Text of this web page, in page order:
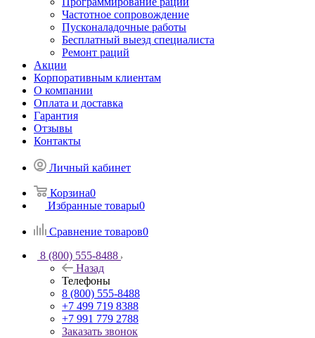
Частотное сопровождение
Пусконаладочные работы
Бесплатный выезд специалиста
Ремонт раций
Акции
Корпоративным клиентам
О компании
Оплата и доставка
Гарантия
Отзывы
Контакты
Личный кабинет
Корзина0
Избранные товары0
Сравнение товаров0
8 (800) 555-8488
Назад
Телефоны
8 (800) 555-8488
+7 499 719 8388
+7 991 779 2788
Заказать звонок